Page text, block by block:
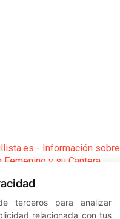
- Información sobre
y su Cantera
terceros para analizar
relacionada con tus